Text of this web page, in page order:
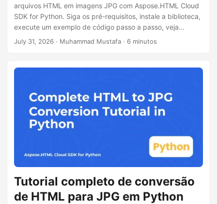
arquivos HTML em imagens JPG com Aspose.HTML Cloud
SDK for Python. Siga os pré-requisitos, instale a biblioteca,
execute um exemplo de código passo a passo, veja
alternativas cURL, aprenda dicas de desempenho e
July 31, 2026 · Muhammad Mustafa · 6 minutos
Tutorial completo de conversão
de HTML para JPG em Python